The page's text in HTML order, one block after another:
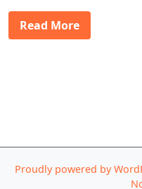
Read More
Proudly powered by